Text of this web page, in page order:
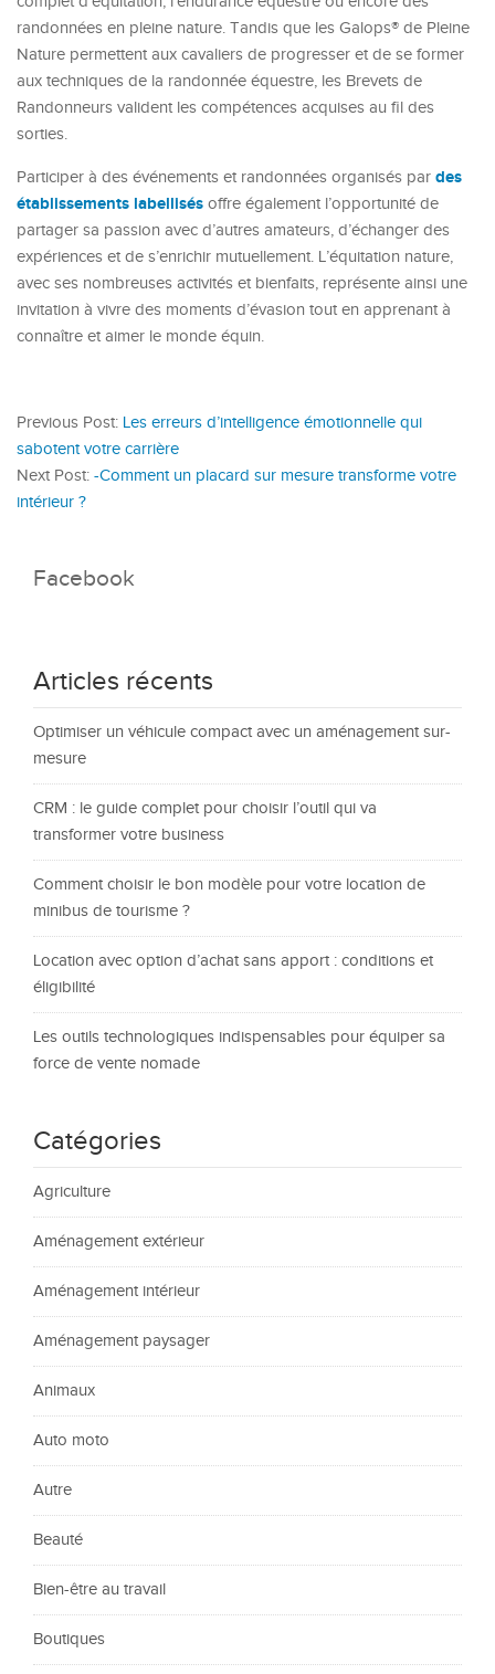
randonnées en pleine nature. Tandis que les Galops® de Pleine
Nature permettent aux cavaliers de progresser et de se former
aux techniques de la randonnée équestre, les Brevets de
Randonneurs valident les compétences acquises au fil des
sorties.
Participer à des événements et randonnées organisés par des
établissements labellisés offre également l’opportunité de
partager sa passion avec d’autres amateurs, d’échanger des
expériences et de s’enrichir mutuellement. L’équitation nature,
avec ses nombreuses activités et bienfaits, représente ainsi une
invitation à vivre des moments d’évasion tout en apprenant à
connaître et aimer le monde équin.
Previous Post: Les erreurs d’intelligence émotionnelle qui
sabotent votre carrière
Next Post: -Comment un placard sur mesure transforme votre
intérieur ?
Facebook
Articles récents
Optimiser un véhicule compact avec un aménagement sur-
mesure
CRM : le guide complet pour choisir l’outil qui va
transformer votre business
Comment choisir le bon modèle pour votre location de
minibus de tourisme ?
Location avec option d’achat sans apport : conditions et
éligibilité
Les outils technologiques indispensables pour équiper sa
force de vente nomade
Catégories
Agriculture
Aménagement extérieur
Aménagement intérieur
Aménagement paysager
Animaux
Auto moto
Autre
Beauté
Bien-être au travail
Boutiques